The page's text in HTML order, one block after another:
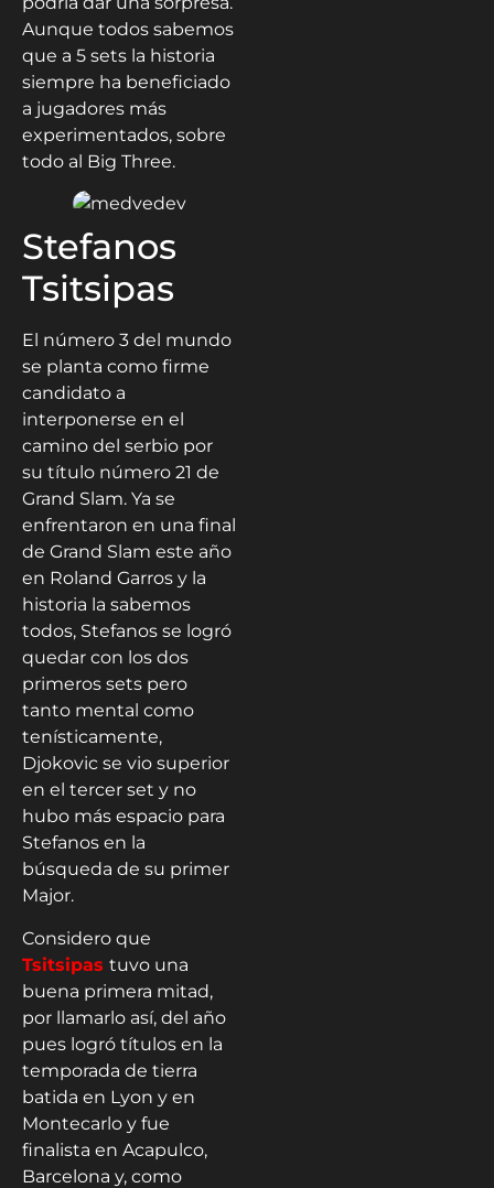
Aunque todos sabemos
que a 5 sets la historia
siempre ha beneficiado
a jugadores más
experimentados, sobre
todo al Big Three.
Stefanos
Tsitsipas
El número 3 del mundo
se planta como firme
candidato a
interponerse en el
camino del serbio por
su título número 21 de
Grand Slam. Ya se
enfrentaron en una final
de Grand Slam este año
en Roland Garros y la
historia la sabemos
todos, Stefanos se logró
quedar con los dos
primeros sets pero
tanto mental como
tenísticamente,
Djokovic se vio superior
en el tercer set y no
hubo más espacio para
Stefanos en la
búsqueda de su primer
Major.
Considero que
Tsitsipas tuvo una
buena primera mitad,
por llamarlo así, del año
pues logró títulos en la
temporada de tierra
batida en Lyon y en
Montecarlo y fue
finalista en Acapulco,
Barcelona y, como